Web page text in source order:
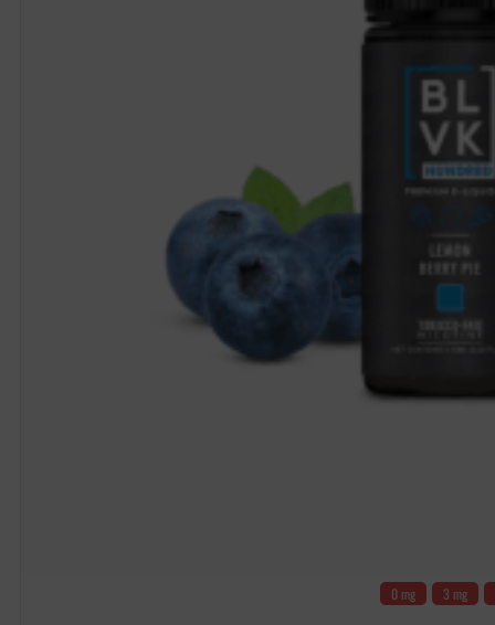
0 mg 3 mg